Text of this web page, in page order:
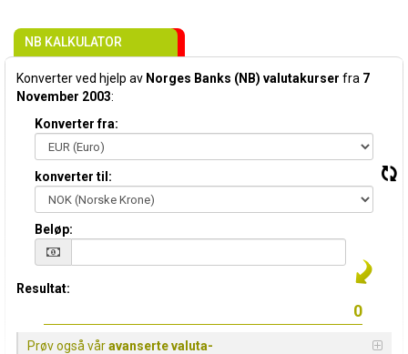
NB KALKULATOR
Konverter ved hjelp av Norges Banks (NB) valutakurser fra 7
November 2003:
Konverter fra:
konverter til:
Beløp:
Resultat:
Prøv også våravanserte valuta-